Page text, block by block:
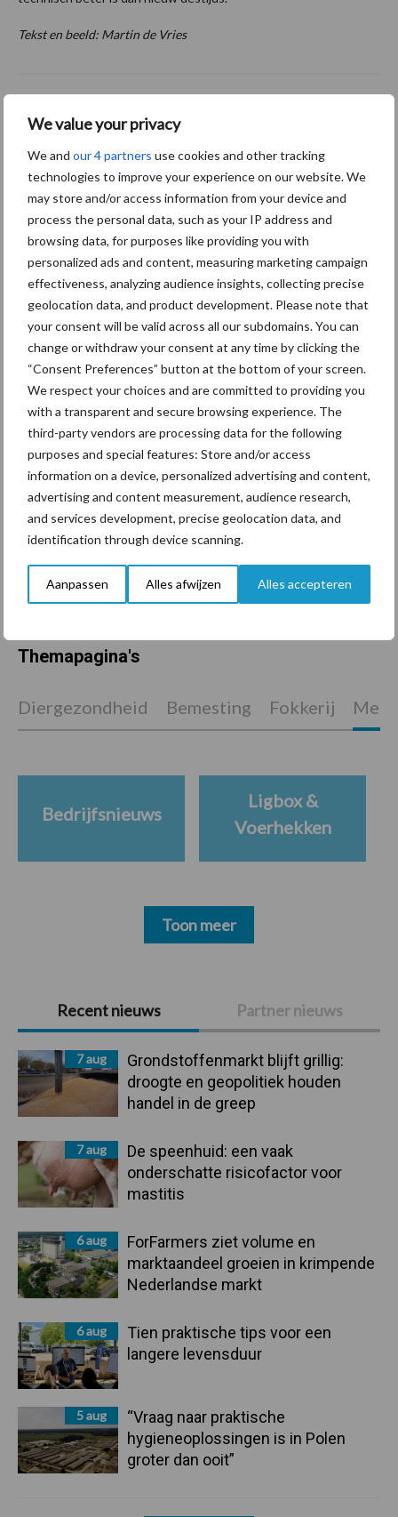
We value your privacy
We and our 4 partners use cookies and other tracking
technologies to improve your experience on our website. We
may store and/or access information from your device and
process the personal data, such as your IP address and
browsing data, for purposes like providing you with
personalized ads and content, measuring marketing campaign
effectiveness, analyzing audience insights, collecting precise
geolocation data, and product development. Please note that
your consent will be valid across all our subdomains. You can
change or withdraw your consent at any time by clicking the
“Consent Preferences” button at the bottom of your screen.
We respect your choices and are committed to providing you
with a transparent and secure browsing experience. The
third-party vendors are processing data for the following
purposes and special features: Store and/or access
information on a device, personalized advertising and content,
advertising and content measurement, audience research,
and services development, precise geolocation data, and
identification through device scanning.
Aanpassen Alles afwijzen Alles accepteren
Tekst en beeld: Martin de Vries
HET HELE ARTIKEL LEZEN?
Je hebt zojuist een deel van een artikel gelezen uit het vakblad
Primaire
Sidebar
Recent nieuws Partner nieuws
7 aug
Grondstoffenmarkt blijft grillig:
droogte en geopolitiek houden
handel in de greep
7 aug
De speenhuid: een vaak
onderschatte risicofactor voor
mastitis
6 aug
ForFarmers ziet volume en
marktaandeel groeien in krimpende
Nederlandse markt
6 aug
Tien praktische tips voor een
langere levensduur
5 aug
“Vraag naar praktische
hygieneoplossingen is in Polen
groter dan ooit”
Aanbevolen voor jou!
Grondstoffenmarkt blijft
grillig: droogte en
geopolitiek houden handel
De speenhuid: een vaak
onderschatte risicofactor
voor mastitis
ForFarmers ziet volume en
marktaandeel groeien in
Themapagina's
Diergezondheid Bemesting Fokkerij
Bedrijfsnieuws
Ligbox &
Voerhekken
Toon meer